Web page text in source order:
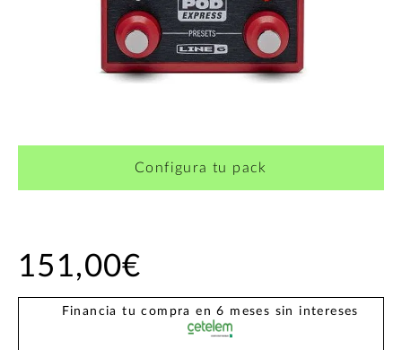
Configura tu pack
151,00€
Financia tu compra en 6 meses sin intereses